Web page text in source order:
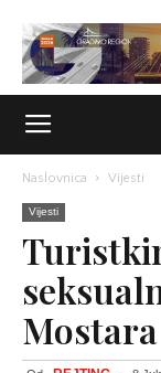
Naslovnica Vijesti
Vijesti
Mostara